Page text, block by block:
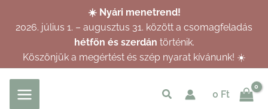
☀️ Nyári menetrend!
2026. július 1. – augusztus 31. között a csomagfeladás
hétfőn és szerdán történik.
Köszönjük a megértést és szép nyarat kívánunk! ☀️
Keresés
0 Ft